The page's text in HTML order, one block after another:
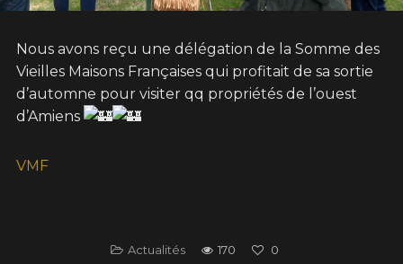
Nous avons reçu une délégation de la Somme des
Vieilles Maisons Françaises qui profitait de sa sortie
d’automne pour visiter qq propriétés de l’ouest
d’Amiens
VMF
Actualités 170 0